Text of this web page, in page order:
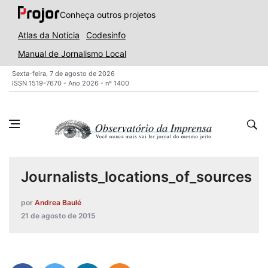
Conheça outros projetos
Atlas da Notícia
Codesinfo
Manual de Jornalismo Local
Sexta-feira, 7 de agosto de 2026
ISSN 1519-7670 - Ano 2026 - nº 1400
Journalists_locations_of_sources
por Andrea Baulé
21 de agosto de 2015